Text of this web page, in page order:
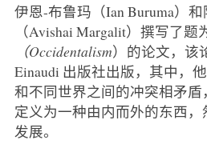
伊恩-布鲁玛（Ian Buruma）
（Avishai Margalit）撰写了题
（Occidentalism）的论文，该
Einaudi 出版社出版，其中，
和不同世界之间的冲突相矛
定义为一种由内而外的东西
发展。